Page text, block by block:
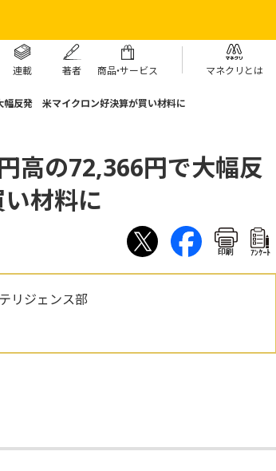
連載 著者 商品・サービス マネクリとは
幅反発 米マイクロン好決算が買い材料に
高の72,366円で大幅反
材料に
印刷 ｱﾝｹｰﾄ
リジェンス部